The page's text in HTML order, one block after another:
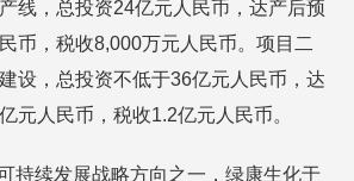
线，总投资24亿元人民币，达产后预
币，税收8,000万元人民币。项目二
设，总投资不低于36亿元人民币，达
元人民币，税收1.2亿元人民币。
持续发展战略方向之一，绿康生化于